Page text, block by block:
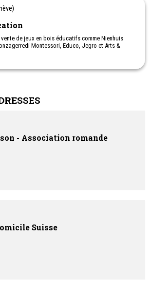
Apprentissage - Post-obligatoire
pour aider les parents à soutenir leurs enfants à
de jeux en bois éducatifs comme Nienhuis
Montessori, Educo, Jegro et Arts &
- Association romande
Suisse